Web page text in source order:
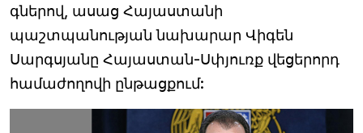
գներով, ասաց Հայաստանի
պաշտպանության նախարար Վիգեն
Սարգսյանը Հայաստան-Սփյուռք վեցերորդ
համաժողովի ընթացքում: